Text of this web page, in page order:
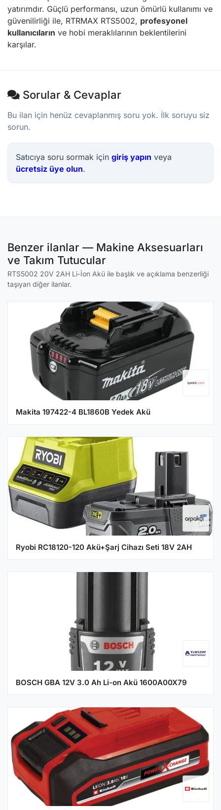
yatırımdır. Güçlü performansı, uzun ömürlü kullanımı ve
güvenilirliği ile, RTRMAX RTS5002, profesyonel
kullanıcıların ve hobi meraklılarının beklentilerini
karşılar.
Sorular & Cevaplar
Bu ilan için henüz cevaplanmış soru yok. İlk soruyu siz
sorun.
Satıcıya soru sormak için giriş yapın veya
ücretsiz üye olun.
Benzer ilanlar — Makine Aksesuarları
ve Takım Tutucular
RTS5002 20V 2AH Li-İon Akü ile başlık ve açıklama benzerliği
taşıyan diğer ilanlar.
Makita 197422-4 BL1860B Yedek Akü
Ryobi RC18120-120 Akü+Şarj Cihazı Seti 18V 2AH
BOSCH GBA 12V 3.0 Ah Li-on Akü 1600A00X79